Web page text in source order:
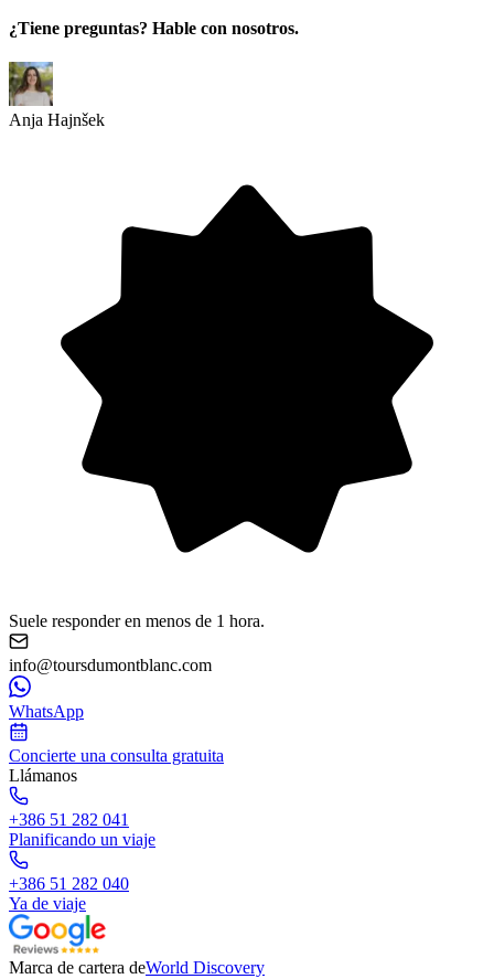
¿Tiene preguntas? Hable con nosotros.
Anja Hajnšek
Suele responder en menos de 1 hora.
info@toursdumontblanc.com
WhatsApp
Concierte una consulta gratuita
Llámanos
+386 51 282 041
Planificando un viaje
+386 51 282 040
Ya de viaje
Marca de cartera deWorld Discovery